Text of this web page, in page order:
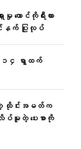
တောင်ကိုရီးယား
နက် ပြုလုပ်
ာ ၁၄ ရွာထက်
ထိုင်းအမတ်က
ပ်မူတဲ့ ပေးစာကို